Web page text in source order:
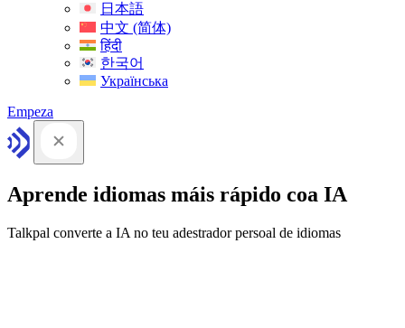
日本語
中文 (简体)
हिंदी
한국어
Українська
Empeza
Aprende idiomas máis rápido coa IA
Talkpal converte a IA no teu adestrador persoal de idiomas